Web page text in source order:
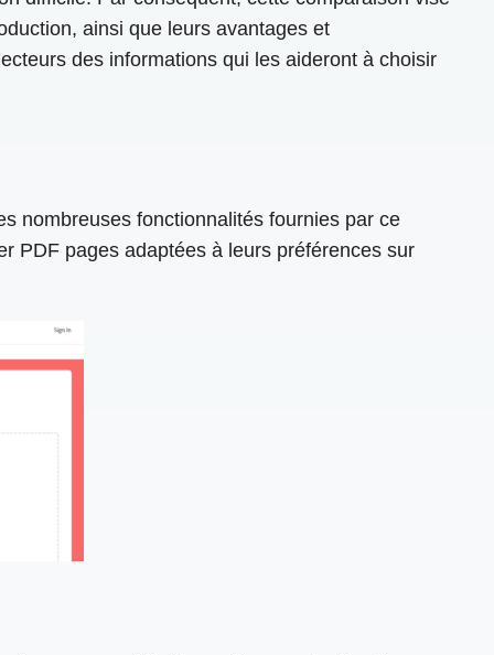
ainsi que leurs avantages et
des informations qui les aideront à choisir
nombreuses fonctionnalités fournies par ce
PDF pages adaptées à leurs préférences sur